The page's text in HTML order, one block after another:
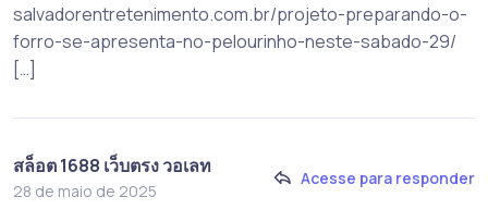
salvadorentretenimento.com.br/projeto-preparando-o-
forro-se-apresenta-no-pelourinho-neste-sabado-29/
[…]
สล็อต 1688 เว็บตรง วอเลท
28 de maio de 2025
Acesse para responder